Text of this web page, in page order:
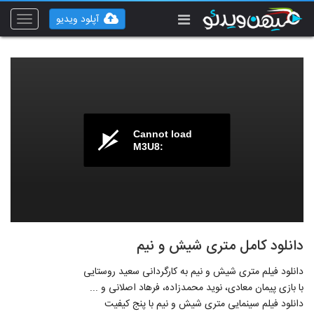
Toggle
آپلود ویدیو
Cannot load
M3U8:
دانلود کامل متری شیش و نیم
دانلود فیلم متری شیش و نیم به کارگردانی سعید روستایی
با بازی پیمان معادی، نوید محمدزاده، فرهاد اصلانی و ...
دانلود فیلم سینمایی متری شیش و نیم با پنج کیفیت